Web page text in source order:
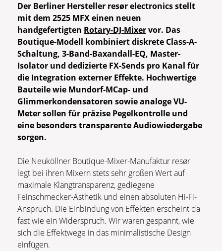
Der Berliner Hersteller resør electronics stellt
mit dem 2525 MFX einen neuen
handgefertigten Rotary-DJ-Mixervor. Das
Boutique-Modell kombiniert diskrete Class-A-
Schaltung, 3-Band-Baxandall-EQ, Master-
Isolator und dedizierte FX-Sends pro Kanal für
die Integration externer Effekte. Hochwertige
Bauteile wie Mundorf-MCap- und
Glimmerkondensatoren sowie analoge VU-
Meter sollen für präzise Pegelkontrolle und
eine besonders transparente Audiowiedergabe
sorgen.
Die Neuköllner Boutique-Mixer-Manufaktur resør
legt bei ihren Mixern stets sehr großen Wert auf
maximale Klangtransparenz, gediegene
Feinschmecker-Ästhetik und einen absoluten Hi-Fi-
Anspruch. Die Einbindung von Effekten erscheint da
fast wie ein Widerspruch. Wir waren gespannt, wie
sich die Effektwege in das minimalistische Design
einfügen.